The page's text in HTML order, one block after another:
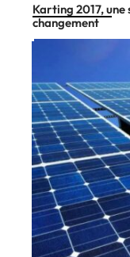
Karting 2017, une
changement